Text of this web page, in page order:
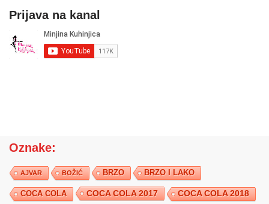
Prijava na kanal
Oznake:
AJVAR BOŽIĆ BRZO BRZO I LAKO
COCA COLA COCA COLA 2017 COCA COLA 2018